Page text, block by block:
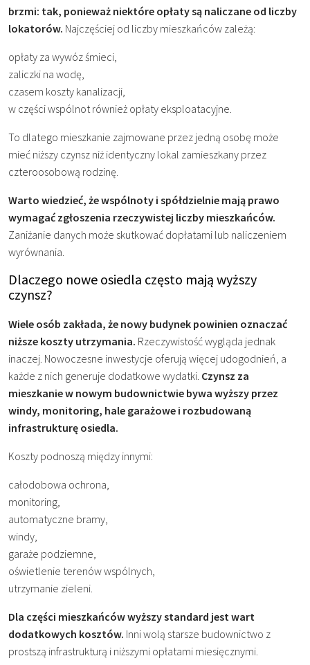
brzmi: tak, ponieważ niektóre opłaty są naliczane od liczby
lokatorów. Najczęściej od liczby mieszkańców zależą:
opłaty za wywóz śmieci,
zaliczki na wodę,
czasem koszty kanalizacji,
w części wspólnot również opłaty eksploatacyjne.
To dlatego mieszkanie zajmowane przez jedną osobę może
mieć niższy czynsz niż identyczny lokal zamieszkany przez
czteroosobową rodzinę.
Warto wiedzieć, że wspólnoty i spółdzielnie mają prawo
wymagać zgłoszenia rzeczywistej liczby mieszkańców.
Zaniżanie danych może skutkować dopłatami lub naliczeniem
wyrównania.
Dlaczego nowe osiedla często mają wyższy
czynsz?
Wiele osób zakłada, że nowy budynek powinien oznaczać
niższe koszty utrzymania. Rzeczywistość wygląda jednak
inaczej. Nowoczesne inwestycje oferują więcej udogodnień, a
każde z nich generuje dodatkowe wydatki. Czynsz za
mieszkanie w nowym budownictwie bywa wyższy przez
windy, monitoring, hale garażowe i rozbudowaną
infrastrukturę osiedla.
Koszty podnoszą między innymi:
całodobowa ochrona,
monitoring,
automatyczne bramy,
windy,
garaże podziemne,
oświetlenie terenów wspólnych,
utrzymanie zieleni.
Dla części mieszkańców wyższy standard jest wart
dodatkowych kosztów. Inni wolą starsze budownictwo z
prostszą infrastrukturą i niższymi opłatami miesięcznymi.